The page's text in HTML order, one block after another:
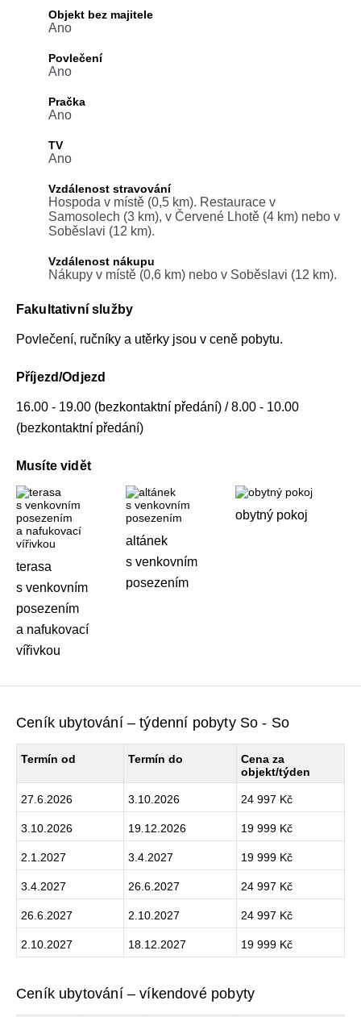
Objekt bez majitele
Ano
Povlečení
Ano
Pračka
Ano
TV
Ano
Vzdálenost stravování
Hospoda v místě (0,5 km). Restaurace v
Samosolech (3 km), v Červené Lhotě (4 km) nebo v
Soběslavi (12 km).
Vzdálenost nákupu
Nákupy v místě (0,6 km) nebo v Soběslavi (12 km).
Fakultativní služby
Povlečení, ručníky a utěrky jsou v ceně pobytu.
Příjezd/Odjezd
16.00 - 19.00 (bezkontaktní předání) / 8.00 - 10.00
(bezkontaktní předání)
Musíte vidět
terasa
s venkovním
posezením
a nafukovací
vířivkou
altánek
s venkovním
posezením
obytný pokoj
Ceník ubytování – týdenní pobyty So - So
Termín od Termín do
Cena za
objekt/týden
27.6.2026 3.10.2026 24 997 Kč
3.10.2026 19.12.2026 19 999 Kč
2.1.2027 3.4.2027 19 999 Kč
3.4.2027 26.6.2027 24 997 Kč
26.6.2027 2.10.2027 24 997 Kč
2.10.2027 18.12.2027 19 999 Kč
Ceník ubytování – víkendové pobyty